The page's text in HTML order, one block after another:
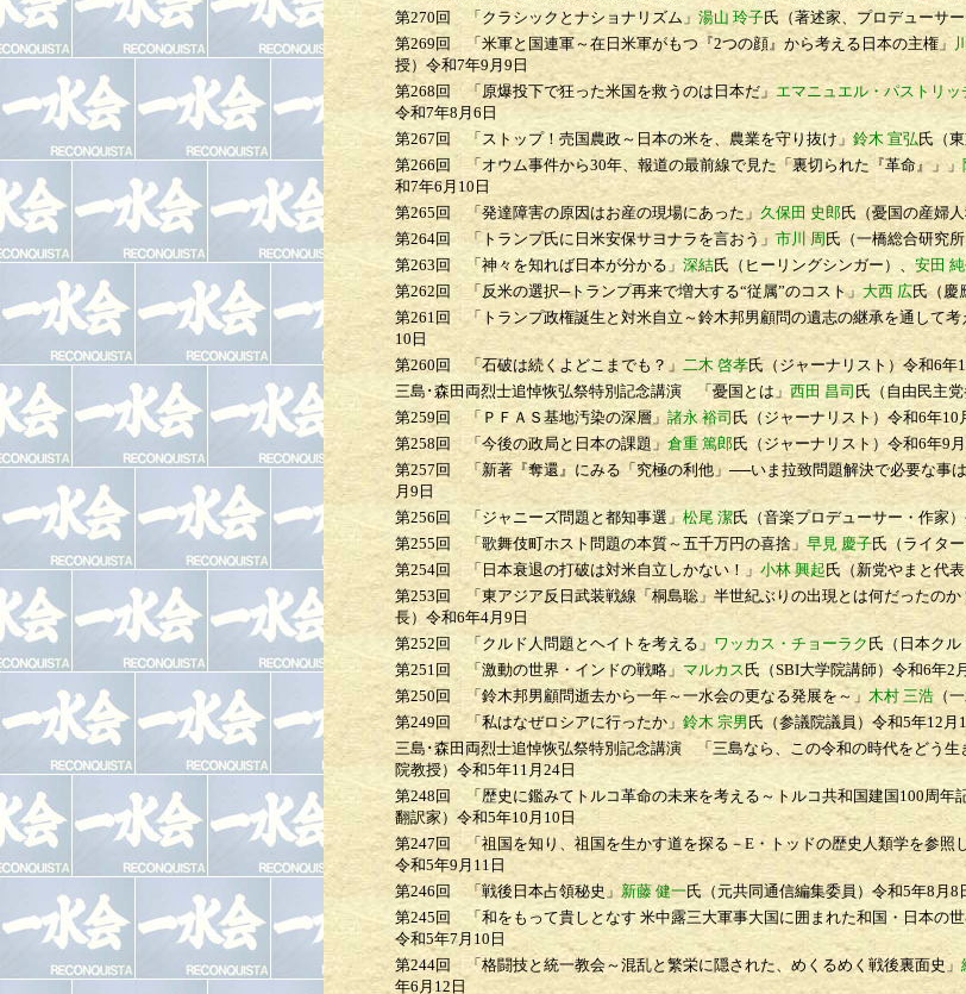
第270回
「クラシックとナショナリズム」 湯山 玲子氏（著述家、プロデューサ
第269回 「米軍と国連軍～在日米軍がもつ『2つの顔』から考える日本の主権」
授） 令和7年9月9日
第268回 「原爆投下で狂った米国を救うのは日本だ」エマニュエル・パストリッ
令和7年8月6日
第267回 「ストップ！売国農政～日本の米を、農業を守り抜け」 鈴木 宣弘氏（
第266回
「オウム事件から30年、報道の最前線で見た「裏切られた『革命』」」
和7年6月10日
第265回
「発達障害の原因はお産の現場にあった」久保田 史郎氏（憂国の産婦人
第264回
「トランプ氏に日米安保サヨナラを言おう」市川 周 氏（一橋総合研究所
第263回
「神々を知れば日本が分かる」 深結氏（ヒーリングシンガー）、安田
第262回 「反米の選択─トランプ再来で増大する“従属”のコスト」 大西 広氏（慶
第261回 「トランプ政権誕生と対米自立～鈴木邦男顧問の遺志の継承を通して考
10日
第260回
「石破は続くよどこまでも？」 二木 啓孝氏（ジャーナリスト）令和6年
三島･森田両烈士追悼恢弘祭特別記念講演 「憂国とは」 西田 昌司氏（自由民主
第259回 「ＰＦＡＳ基地汚染の深層」 諸永 裕司 氏（ジャーナリスト） 令和6年10
第258回 「今後の政局と日本の課題」 倉重 篤郎氏（ジャーナリスト） 令和6年9
第257回
「新著『奪還』にみる「究極の利他」──いま拉致問題解決で必要な事は
月9日
第256回
「ジャニーズ問題と都知事選」 松尾 潔氏（音楽プロデューサー・作家）
第255回 「歌舞伎町ホスト問題の本質～五千万円の喜捨」 早見 慶子氏（ライター
第254回
「日本衰退の打破は対米自立しかない！」 小林 興起氏（新党やまと代表
第253回 「東アジア反日武装戦線「桐島聡」半世紀ぶりの出現とは何だったのか
長） 令和6年4月9日
第252回
「クルド人問題とヘイトを考える」 ワッカス・チョーラク 氏（日本クル
第251回
「激動の世界・インドの戦略」 マルカス氏（SBI大学院講師） 令和6年2
第250回
「鈴木邦男顧問逝去から一年～一水会の更なる発展を～」 木村 三浩 （
第249回 「私はなぜロシアに行ったか」 鈴木 宗男氏（参議院議員）令和5年12月
三島･森田両烈士追悼恢弘祭特別記念講演 「三島なら、この令和の時代をどう生
院教授） 令和5年11月24日
第248回
「歴史に鑑みてトルコ革命の未来を考える～トルコ共和国建国100周年
翻訳家） 令和5年10月10日
第247回 「祖国を知り、祖国を生かす道を探る－E・トッドの歴史人類学を参照
令和5年9月11日
第246回
「戦後日本占領秘史」新藤 健一氏（元共同通信編集委員） 令和5年8月8
第245回
「和をもって貴しとなす 米中露三大軍事大国に囲まれた和国・日本の世
令和5年7月10日
第244回 「格闘技と統一教会～混乱と繁栄に隠された、めくるめく戦後裏面史」
年6月12日